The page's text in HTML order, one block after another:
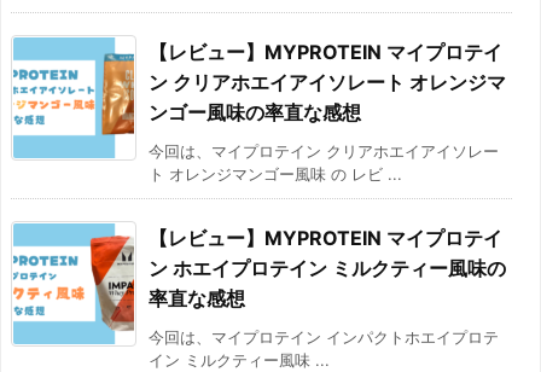
【レビュー】MYPROTEIN マイプロテイ
ン クリアホエイアイソレート オレンジマ
ンゴー風味の率直な感想
今回は、マイプロテイン クリアホエイアイソレー
ト オレンジマンゴー風味 の レビ ...
【レビュー】MYPROTEIN マイプロテイ
ン ホエイプロテイン ミルクティー風味の
率直な感想
今回は、マイプロテイン インパクトホエイプロテ
イン ミルクティー風味 ...